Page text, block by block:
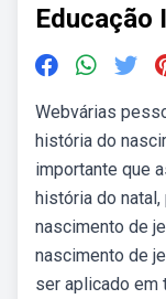
Educação
Webvárias
história do
importante que
história do
nascimento de
nascimento de
ser aplicado em